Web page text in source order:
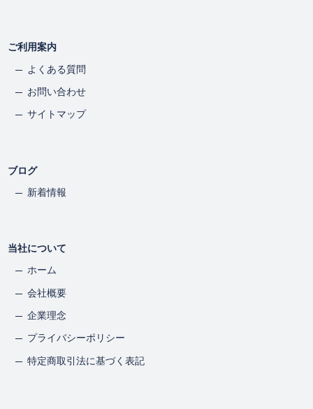
ご利用案内
よくある質問
お問い合わせ
サイトマップ
ブログ
新着情報
当社について
ホーム
会社概要
企業理念
プライバシーポリシー
特定商取引法に基づく表記